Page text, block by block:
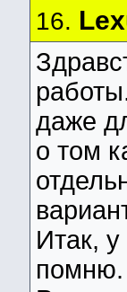
16.
даже
о том
Итак,
помню.